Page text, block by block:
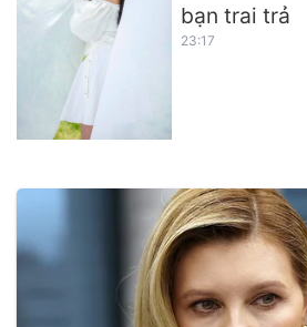
bạn trai trả
23:17